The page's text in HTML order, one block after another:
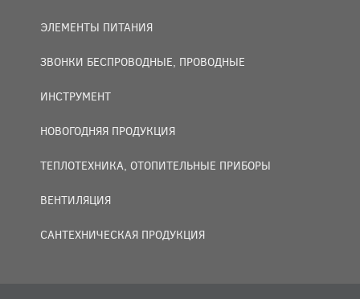
ЭЛЕМЕНТЫ ПИТАНИЯ
ЗВОНКИ БЕСПРОВОДНЫЕ, ПРОВОДНЫЕ
ИНСТРУМЕНТ
НОВОГОДНЯЯ ПРОДУКЦИЯ
ТЕПЛОТЕХНИКА, ОТОПИТЕЛЬНЫЕ ПРИБОРЫ
ВЕНТИЛЯЦИЯ
САНТЕХНИЧЕСКАЯ ПРОДУКЦИЯ